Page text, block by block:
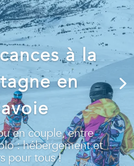
à la
en
en couple, entre
: hébergement et
pour tous !